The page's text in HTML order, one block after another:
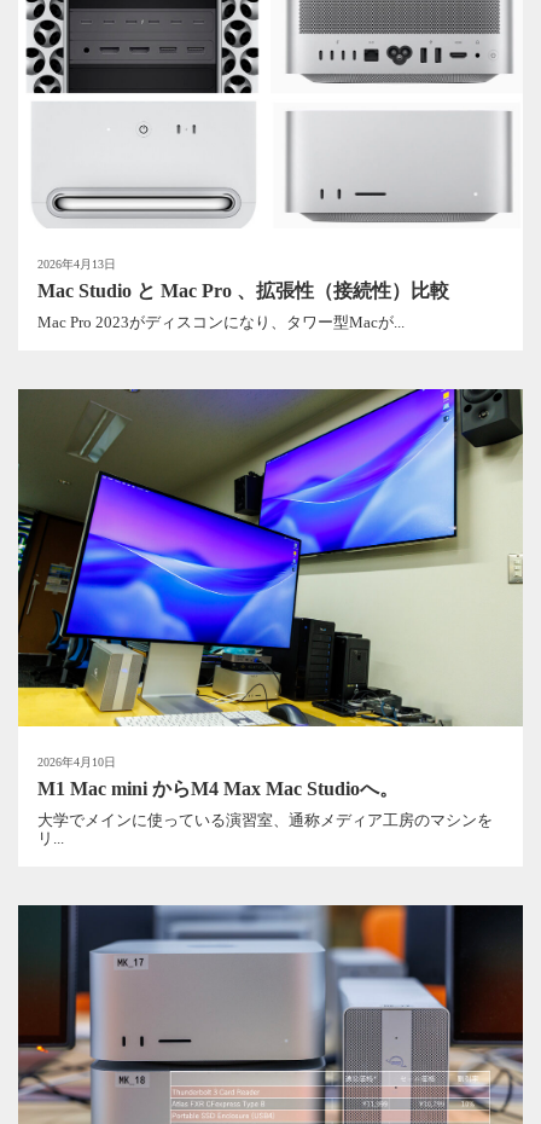
2026年4月13日
Mac Studio と Mac Pro 、拡張性（接続性）比較
Mac Pro 2023がディスコンになり、タワー型Macが...
2026年4月10日
M1 Mac mini からM4 Max Mac Studioへ。
大学でメインに使っている演習室、通称メディア工房のマシンを
リ...